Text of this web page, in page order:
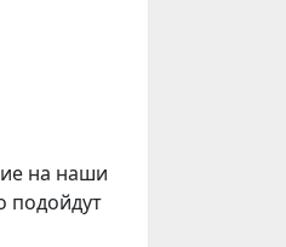
на наши
подойдут